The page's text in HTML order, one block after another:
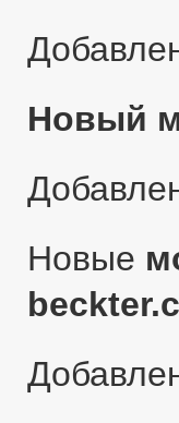
Новый
Новые